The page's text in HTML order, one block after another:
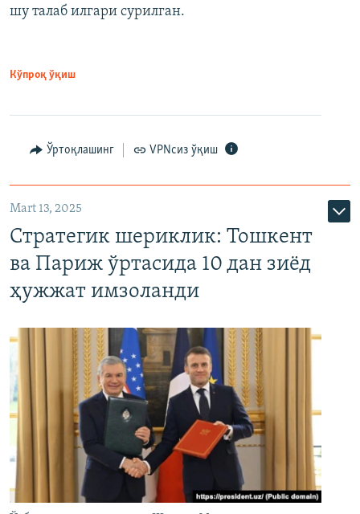
шу талаб илгари сурилган.
Кўпроқ ўқиш
Ўртоқлашинг VPNсиз ўқиш
Mart 13, 2025
Стратегик шериклик: Тошкент
ва Париж ўртасида 10 дан зиёд
ҳужжат имзоланди